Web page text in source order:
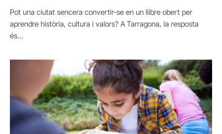
Pot una ciutat sencera convertir-se en un llibre obert per
aprendre història, cultura i valors? A Tarragona, la resposta
és…